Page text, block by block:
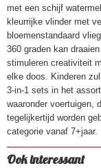
met een schijf
kleurrijke vlinder met
bloemenstandaard
360 graden kan
stimuleren creativiteit
elke doos. Kinderen
3-in-1 sets in het
waaronder voertuigen,
tegelijkertijd worden
categorie vanaf 7+jaar.
Ook interessant